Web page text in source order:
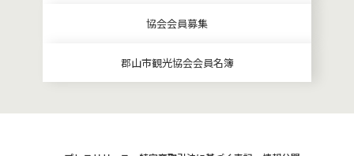
協会会員募集
郡山市観光協会会員名簿